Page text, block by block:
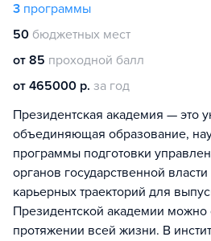
3 программы
50 бюджетных мест
от 85 проходной балл
от 465000 р. за год
Президентская академия — это
объединяющая образование,
программы подготовки
органов государственной
карьерных траекторий для
Президентской академии можно
протяжении всей жизни. В